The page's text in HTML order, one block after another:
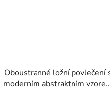
Oboustranné ložní povlečení
moderním abstraktním vzorem